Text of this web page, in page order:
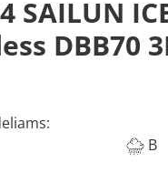
SAILUN
DBB70
B